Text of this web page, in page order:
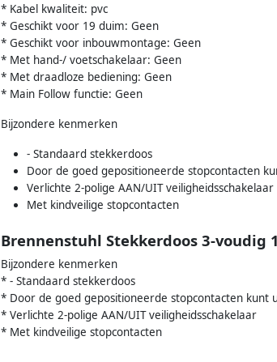
* Kabel kwaliteit: pvc
* Geschikt voor 19 duim: Geen
* Geschikt voor inbouwmontage: Geen
* Met hand-/ voetschakelaar: Geen
* Met draadloze bediening: Geen
* Main Follow functie: Geen
Bijzondere kenmerken
- Standaard stekkerdoos
Door de goed gepositioneerde stopcontacten
Verlichte 2-polige AAN/UIT veiligheidsschakelaar
Met kindveilige stopcontacten
Brennenstuhl Stekkerdoos 3-voudig
Bijzondere kenmerken
* - Standaard stekkerdoos
* Door de goed gepositioneerde stopcontacten kunt
* Verlichte 2-polige AAN/UIT veiligheidsschakelaar
* Met kindveilige stopcontacten